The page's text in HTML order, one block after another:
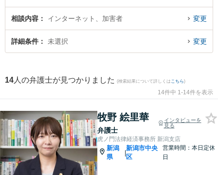
中央区で土日や夜間に発生したネットトラブル加害者側のトラブルを今すぐに
弁護士に相談したい』『ネットトラブル加害者側のトラブル解決の実績豊富な
近くの弁護士を検索したい』『初回相談無料でネットトラブル加害者側を法律
相談内容 インターネット、加害者 変更
詳細条件 未選択 変更
14 人の弁護士が見つかりました (検索結果について詳しくは こちら)
14件中 1-14件を表示
牧野 絵里華
弁護士
インタビューを
見る
虎ノ門法律経済事務所 新潟支店
新潟
県
|
新潟市中央
区
営業時間：本日定休
日